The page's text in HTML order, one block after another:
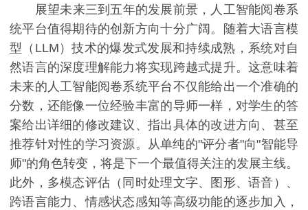
展望未来三到五年的发展前景，人工智能阅卷系
统平台值得期待的创新方向十分广阔。随着大语言模
型（LLM）技术的爆发式发展和持续成熟，系统对自
然语言的深度理解能力将实现跨越式提升。这意味着
未来的人工智能阅卷系统平台不仅能给出一个准确的
分数，还能像一位经验丰富的导师一样，对学生的答
案给出详细的修改建议、指出具体的改进方向、甚至
推荐针对性的学习资源。从单纯的"评分者"向"智能导
师"的角色转变，将是下一个最值得关注的发展主线。
此外，多模态评估（同时处理文字、图形、语音）、
跨语言能力、情感状态感知等高级功能的逐步加入，